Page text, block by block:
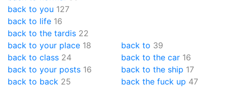
back to you 127
back to life 16
back to the tardis 22
back to your place 18
back to class 24
back to your posts 16
back to back 25
back to 39
back to the car 16
back to the ship 17
back the fuck up 47